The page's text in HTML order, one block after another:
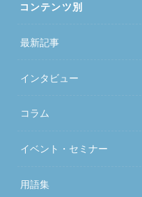
コンテンツ別
最新記事
インタビュー
コラム
イベント・セミナー
用語集